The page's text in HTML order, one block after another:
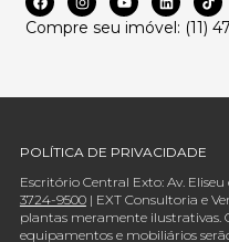
Compre seu imóvel: (11)
POLÍTICA DE PRIVACIDADE
Escritório Central Exto: Av.
3724-9500| EXT Consultoria e
plantas meramente ilustrativas.
equipamentos e mobiliários